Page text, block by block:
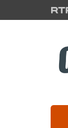
Saltar para o